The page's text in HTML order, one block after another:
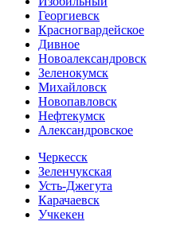
Георгиевск
Красногвардейское
Дивное
Новоалександровск
Зеленокумск
Михайловск
Новопавловск
Нефтекумск
Александровское
Черкесск
Зеленчукская
Усть-Джегута
Карачаевск
Учкекен